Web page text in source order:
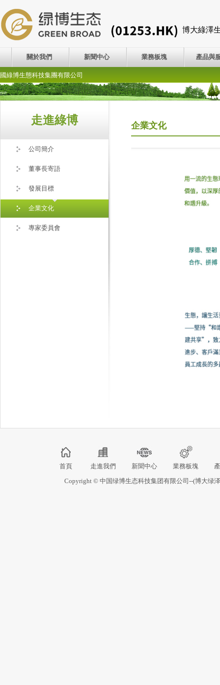
博大綠澤
關於我們 新聞中心 業務板塊 產品與
綠博生態科技集團有限公司
走進綠博
公司簡介
董事長寄語
發展目標
企業文化
專家委員會
企業文化
首頁 走進我們 新聞中心 業務板塊
Copyright © 中国绿博生态科技集团有限公司--(博大